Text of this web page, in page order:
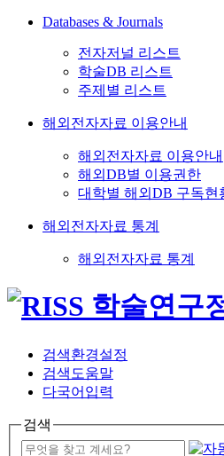
Databases & Journals
전자저널 리스트
학술DB 리스트
주제별 리스트
해외전자자료 이용안내
해외전자자료 이용안내
해외DB별 이용권한
대학별 해외DB 구독현
해외전자자료 통계
해외전자자료 통계
검색환경설정
검색도움말
다국어입력
검색